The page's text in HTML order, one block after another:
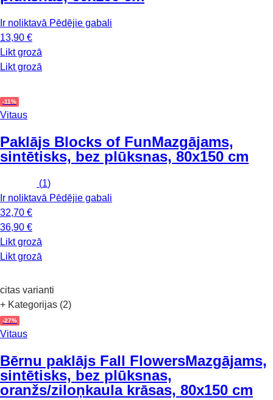
Ir noliktavā Pēdējie gabali
13,90 €
Likt grozā
Likt grozā
-11%
Vitaus
Paklājs Blocks of FunMazgājams,
sintētisks, bez plūksnas, 80x150 cm
(1)
Ir noliktavā Pēdējie gabali
32,70 €
36,90 €
Likt grozā
Likt grozā
citas varianti
+ Kategorijas (2)
-27%
Vitaus
Bērnu paklājs Fall FlowersMazgājams,
sintētisks, bez plūksnas,
oranžs/ziloņkaula krāsas, 80x150 cm